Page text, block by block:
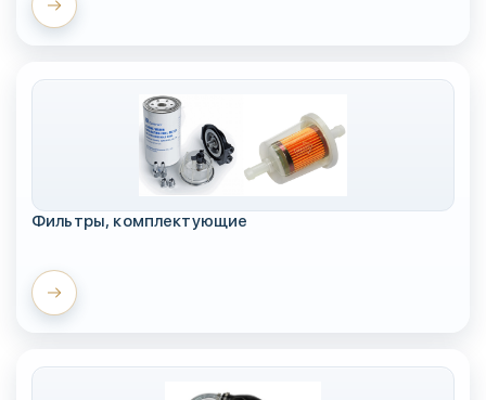
Фильтры, комплектующие